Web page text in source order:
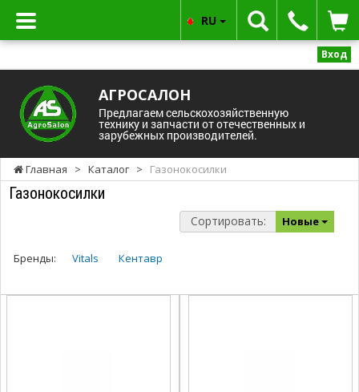
Вход
АГРОСАЛОН
Предлагаем сельскохозяйственную
технику и запчасти от отечественных и
зарубежных производителей.
RU
Главная > Каталог > Газонокосилки
Газонокосилки
Сортировать: Новые
Бренды: Vitals Кентавр